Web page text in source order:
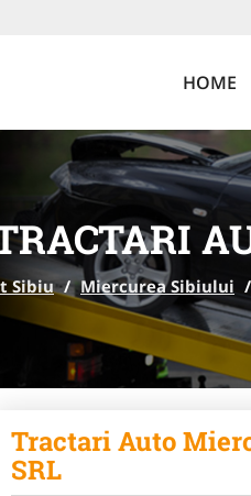
HOME
Sibiu / Miercurea Sibiului /
Tractari Auto
SRL